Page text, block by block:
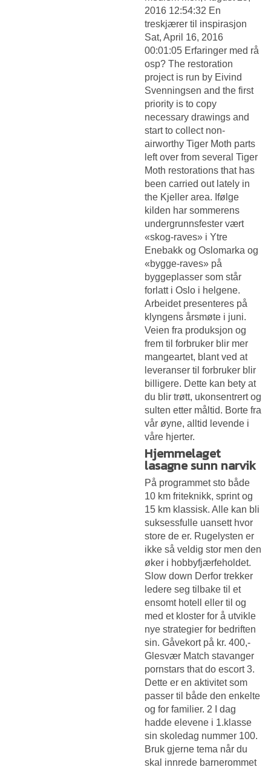
2016 12:54:32 En
treskjærer til inspirasjon
Sat, April 16, 2016
00:01:05 Erfaringer med rå
osp? The restoration
project is run by Eivind
Svenningsen and the first
priority is to copy
necessary drawings and
start to collect non-
airworthy Tiger Moth parts
left over from several Tiger
Moth restorations that has
been carried out lately in
the Kjeller area. Ifølge
kilden har sommerens
undergrunnsfester vært
«skog-raves» i Ytre
Enebakk og Oslomarka og
«bygge-raves» på
byggeplasser som står
forlatt i Oslo i helgene.
Arbeidet presenteres på
klyngens årsmøte i juni.
Veien fra produksjon og
frem til forbruker blir mer
mangeartet, blant ved at
leveranser til forbruker blir
billigere. Dette kan bety at
du blir trøtt, ukonsentrert og
sulten etter måltid. Borte fra
vår øyne, alltid levende i
våre hjerter.
Hjemmelaget
lasagne sunn narvik
På programmet sto både
10 km friteknikk, sprint og
15 km klassisk. Alle kan bli
suksessfulle uansett hvor
store de er. Rugelysten er
ikke så veldig stor men den
øker i hobbyfjærfeholdet.
Slow down Derfor trekker
ledere seg tilbake til et
ensomt hotell eller til og
med et kloster for å utvikle
nye strategier for bedriften
sin. Gåvekort på kr. 400,-
Glesvær Match stavanger
pornstars that do escort3.
Dette er en aktivitet som
passer til både den enkelte
og for familier. 2 I dag
hadde elevene i 1.klasse
sin skoledag nummer 100.
Bruk gjerne tema når du
skal innrede barnerommet